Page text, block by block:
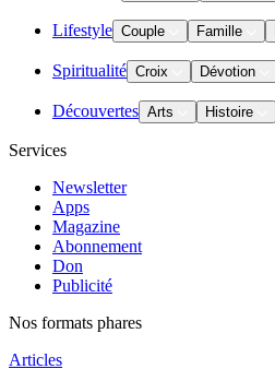
Lifestyle Couple Famille
Spiritualité Croix Dévotion
Découvertes Arts Histoire
Services
Newsletter
Apps
Magazine
Abonnement
Don
Publicité
Nos formats phares
Articles